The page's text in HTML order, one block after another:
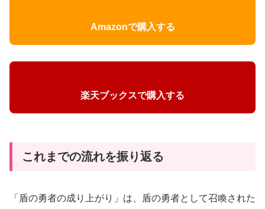
Amazonで購入する
楽天ブックスで購入する
これまでの流れを振り返る
「盾の勇者の成り上がり」は、盾の勇者として召喚された